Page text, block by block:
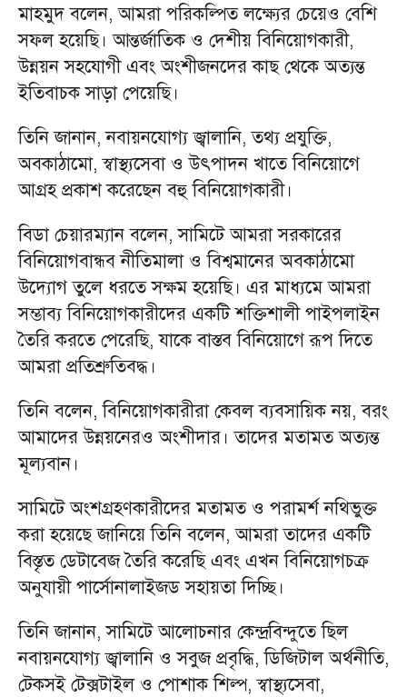
মাহমুদ বলেন, আমরা পরিকল্পিত লক্ষ্যের চেয়েও বেশি
সফল হয়েছি। আন্তর্জাতিক ও দেশীয় বিনিয়োগকারী,
উন্নয়ন সহযোগী এবং অংশীজনদের কাছ থেকে অত্যন্ত
ইতিবাচক সাড়া পেয়েছি।
তিনি জানান, নবায়নযোগ্য জ্বালানি, তথ্য প্রযুক্তি,
অবকাঠামো, স্বাস্থ্যসেবা ও উৎপাদন খাতে বিনিয়োগে
আগ্রহ প্রকাশ করেছেন বহু বিনিয়োগকারী।
বিডা চেয়ারম্যান বলেন, সামিটে আমরা সরকারের
বিনিয়োগবান্ধব নীতিমালা ও বিশ্বমানের অবকাঠামো
উদ্যোগ তুলে ধরতে সক্ষম হয়েছি। এর মাধ্যমে আমরা
সম্ভাব্য বিনিয়োগকারীদের একটি শক্তিশালী পাইপলাইন
তৈরি করতে পেরেছি, যাকে বাস্তব বিনিয়োগে রূপ দিতে
আমরা প্রতিশ্রুতিবদ্ধ।
তিনি বলেন, বিনিয়োগকারীরা কেবল ব্যবসায়িক নয়, বরং
আমাদের উন্নয়নেরও অংশীদার। তাদের মতামত অত্যন্ত
মূল্যবান।
সামিটে অংশগ্রহণকারীদের মতামত ও পরামর্শ নথিভুক্ত
করা হয়েছে জানিয়ে তিনি বলেন, আমরা তাদের একটি
বিস্তৃত ডেটাবেজ তৈরি করেছি এবং এখন বিনিয়োগচক্র
অনুযায়ী পার্সোনালাইজড সহায়তা দিচ্ছি।
তিনি জানান, সামিটে আলোচনার কেন্দ্রবিন্দুতে ছিল
নবায়নযোগ্য জ্বালানি ও সবুজ প্রবৃদ্ধি, ডিজিটাল অর্থনীতি,
টেকসই টেক্সটাইল ও পোশাক শিল্প, স্বাস্থ্যসেবা,